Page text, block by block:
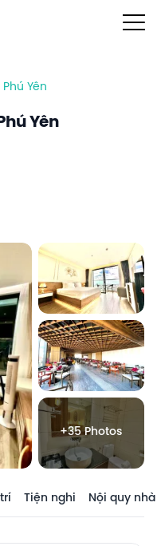
Xem tất cả các cơ sở lưu trú tại Phú Yên
Yên
+35 Photos
Tiện nghi Nội quy nhà